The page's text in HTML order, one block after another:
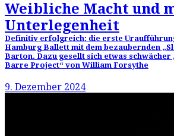
Weibliche Macht und
Unterlegenheit
Definitiv erfolgreich: die erste
Hamburg Ballett mit dem bezaubernden
Barton. Dazu gesellt sich etwas schwächer
Barre Project“ von William Forsythe
9. Dezember 2024